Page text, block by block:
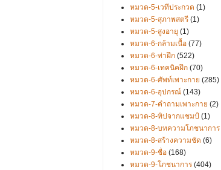
หมวด-5-เวทีประกวด (1)
หมวด-5-สุภาพสตรี (1)
หมวด-5-สูงอายุ (1)
หมวด-6-กล้ามเนื้อ (77)
หมวด-6-ท่าฝึก (522)
หมวด-6-เทคนิคฝึก (70)
หมวด-6-ศัพท์เพาะกาย (285)
หมวด-6-อุปกรณ์ (143)
หมวด-7-คำถามเพาะกาย (2)
หมวด-8-ทิปจากแชมป์ (1)
หมวด-8-บทความโภชนาการ
หมวด-8-สร้างความชัด (6)
หมวด-9-ชื่อ (168)
หมวด-9-โภชนาการ (404)